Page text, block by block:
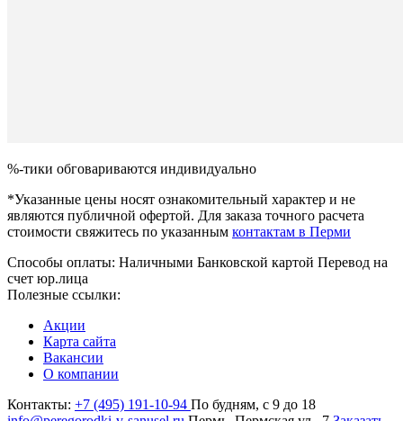
%-тики обговариваются индивидуально
*Указанные цены носят ознакомительный характер и не
являются публичной офертой. Для заказа точного расчета
стоимости свяжитесь по указанным контактам в Перми
Способы оплаты: Наличными Банковской картой Перевод на
счет юр.лица
Полезные ссылки:
Акции
Карта сайта
Вакансии
О компании
Контакты: +7 (495) 191-10-94 По будням, с 9 до 18